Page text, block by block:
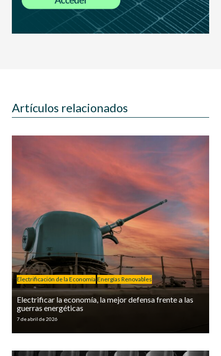
Artículos relacionados
Electrificación de la Economía Energías Renovables
Electrificar la economía, la mejor defensa frente a las
guerras energéticas
7 de abril de 2026